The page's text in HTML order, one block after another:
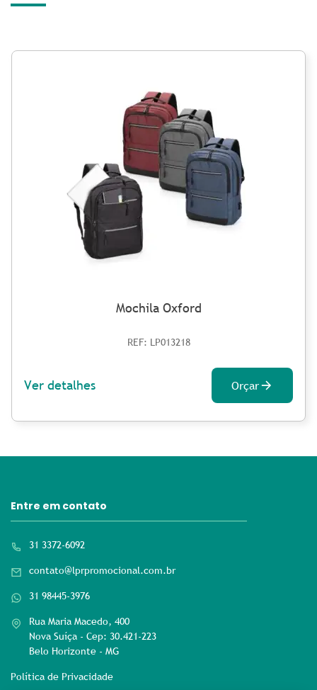
Mochila Oxford
REF: LP013218
Ver detalhes Orçar
Entre em contato
31 3372-6092
contato@lprpromocional.com.br
31 98445-3976
Rua Maria Macedo, 400
Nova Suíça - Cep: 30.421-223
Belo Horizonte - MG
Política de Privacidade